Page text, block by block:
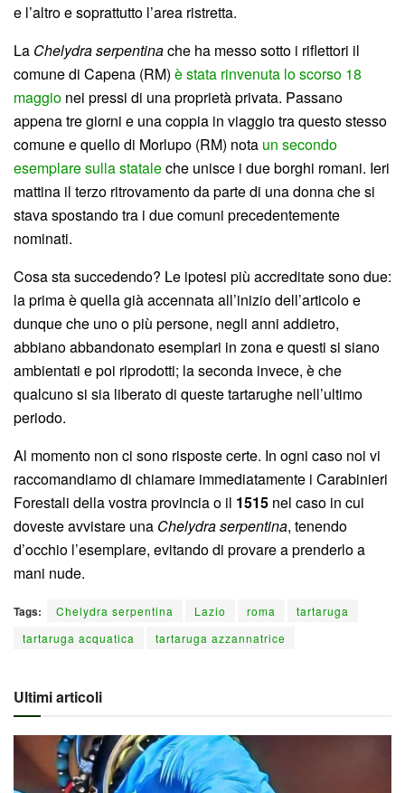
e l’altro e soprattutto l’area ristretta.
La Chelydra serpentinache ha messo sotto i riflettori il
comune di Capena (RM) è stata rinvenuta lo scorso 18
maggio nei pressi di una proprietà privata. Passano
appena tre giorni e una coppia in viaggio tra questo stesso
comune e quello di Morlupo (RM) nota un secondo
esemplare sulla stataleche unisce i due borghi romani. Ieri
mattina il terzo ritrovamento da parte di una donna che si
stava spostando tra i due comuni precedentemente
nominati.
Cosa sta succedendo? Le ipotesi più accreditate sono due:
la prima è quella già accennata all’inizio dell’articolo e
dunque che uno o più persone, negli anni addietro,
abbiano abbandonato esemplari in zona e questi si siano
ambientati e poi riprodotti; la seconda invece, è che
qualcuno si sia liberato di queste tartarughe nell’ultimo
periodo.
Al momento non ci sono risposte certe. In ogni caso noi vi
raccomandiamo di chiamare immediatamente i Carabinieri
Forestali della vostra provincia o il 1515 nel caso in cui
doveste avvistare una Chelydra serpentina, tenendo
d’occhio l’esemplare, evitando di provare a prenderlo a
mani nude.
Tags: Chelydra serpentina Lazio roma
tartaruga
tartaruga acquatica
tartaruga azzannatrice
Ultimi articoli